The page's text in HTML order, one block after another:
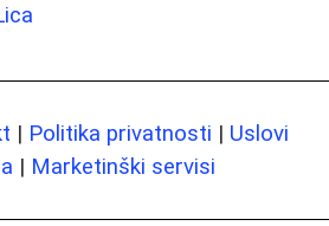
| Politika privatnosti | Uslovi
| Marketinški servisi